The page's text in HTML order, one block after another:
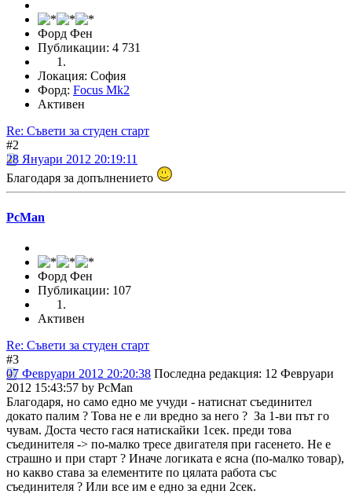
Форд Фен
Публикации: 4 731
Локация: София
Форд: Focus Mk2
Активен
Re: Съвети за студен старт
#2
28 Януари 2012 20:19:11
Благодаря за допълнението
PcMan
Форд Фен
Публикации: 107
Активен
Re: Съвети за студен старт
#3
07 Февруари 2012 20:20:38 Последна редакция: 12 Февруари
2012 15:43:57 by PcMan
Благодаря, но само едно ме учуди - натиснат съединител
докато палим ? Това не е ли вредно за него ? За 1-ви път го
чувам. Доста често гася натискайки 1сек. преди това
съединителя -> по-малко тресе двигателя при гасенето. Не е
страшно и при старт ? Иначе логиката е ясна (по-малко товар),
но какво става за елементите по цялата работа със
съединителя ? Или все им е едно за едни 2сек.